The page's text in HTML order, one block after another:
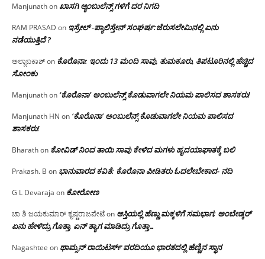
Manjunathonಖಾಸಗಿ ಆ್ಯಂಬುಲೆನ್ಸ್ ಗಳಿಗೆ ದರ ನಿಗದಿ
RAM PRASAD on ಇಸ್ರೇಲ್ -ಪ್ಯಾಲಿಸ್ತೇನ್ ಸಂಘರ್ಷ:ಜೆರುಸಲೇಮಿನಲ್ಲಿ ಏನು
ನಡೆಯುತ್ತಿದೆ ?
ಅಲ್ಲಾಬಕಾಶ್on ಕೊರೊನಾ: ಇಂದು 13 ಮಂದಿ ಸಾವು, ತುಮಕೂರು, ತಿಪಟೂರಿನಲ್ಲಿ ಹೆಚ್ಚಿದ
ಸೋಂಕು
Manjunathon ‘ಕೊರೊನಾ’ ಅಂಬುಲೆನ್ಸ್ ಕೊಡುವಾಗಲೇ ನಿಯಮ ಪಾಲಿಸದ ಶಾಸಕರು!
Manjunath HN on ‘ಕೊರೊನಾ’ ಅಂಬುಲೆನ್ಸ್ ಕೊಡುವಾಗಲೇ ನಿಯಮ ಪಾಲಿಸದ
ಶಾಸಕರು!
Bharathon ಕೋವಿಡ್ ನಿಂದ ತಾಯಿ ಸಾವು ಕೇಳಿದ ಮಗಳು ಹೃದಯಾಘಾತಕ್ಕೆ ಬಲಿ
Prakash. B on ಭಾನುವಾರದ ಕವಿತೆ: ಕೊರೊನಾ ಪೀಡಿತರು ಓದಲೇಬೇಕಾದ- ನದಿ
G L Devaraja on ಕೋರೋಣ
ಚಾ ಶಿ ಜಯಕುಮಾರ್ ಕೃಷ್ಣರಾಜಪೇಟೆon ಆಸ್ತಿಯಲ್ಲಿ ಹೆಣ್ಣು ಮಕ್ಕಳಿಗೆ ಸಮಭಾಗ; ಅಂಬೇಡ್ಕರ್
ಏನು ಹೇಳಿದ್ರು ಗೊತ್ತಾ, ಏನ್ ತ್ಯಾಗ ಮಾಡಿದ್ರು ಗೊತ್ತಾ…
Nagashtee on ಥಾಮ್ಸನ್ ರಾಯಿಟರ್ಸ್ ವರದಿಯೂ ಭಾರತದಲ್ಲಿ ಹೆಣ್ಣಿನ ಸ್ಥಾನ‌